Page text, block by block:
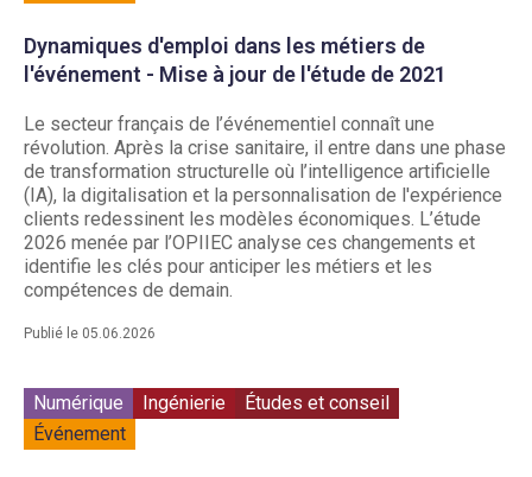
Dynamiques d'emploi dans les métiers de
l'événement - Mise à jour de l'étude de 2021
Le secteur français de l’événementiel connaît une
révolution. Après la crise sanitaire, il entre dans une phase
de transformation structurelle où l’intelligence artificielle
(IA), la digitalisation et la personnalisation de l'expérience
clients redessinent les modèles économiques. L’étude
2026 menée par l’OPIIEC analyse ces changements et
identifie les clés pour anticiper les métiers et les
compétences de demain.
Publié le 05.06.2026
Numérique Ingénierie
Études et conseil
Événement